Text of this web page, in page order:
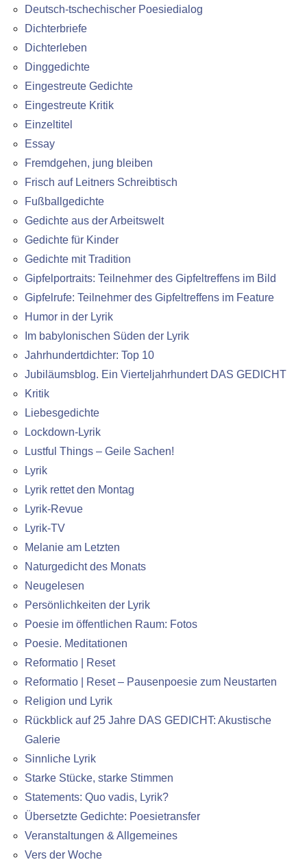
Deutsch-tschechischer Poesiedialog
Dichterbriefe
Dichterleben
Dinggedichte
Eingestreute Gedichte
Eingestreute Kritik
Einzeltitel
Essay
Fremdgehen, jung bleiben
Frisch auf Leitners Schreibtisch
Fußballgedichte
Gedichte aus der Arbeitswelt
Gedichte für Kinder
Gedichte mit Tradition
Gipfelportraits: Teilnehmer des Gipfeltreffens im Bild
Gipfelrufe: Teilnehmer des Gipfeltreffens im Feature
Humor in der Lyrik
Im babylonischen Süden der Lyrik
Jahrhundertdichter: Top 10
Jubiläumsblog. Ein Vierteljahrhundert DAS GEDICHT
Kritik
Liebesgedichte
Lockdown-Lyrik
Lustful Things – Geile Sachen!
Lyrik
Lyrik rettet den Montag
Lyrik-Revue
Lyrik-TV
Melanie am Letzten
Naturgedicht des Monats
Neugelesen
Persönlichkeiten der Lyrik
Poesie im öffentlichen Raum: Fotos
Poesie. Meditationen
Reformatio | Reset
Reformatio | Reset – Pausenpoesie zum Neustarten
Religion und Lyrik
Rückblick auf 25 Jahre DAS GEDICHT: Akustische
Galerie
Sinnliche Lyrik
Starke Stücke, starke Stimmen
Statements: Quo vadis, Lyrik?
Übersetzte Gedichte: Poesietransfer
Veranstaltungen & Allgemeines
Vers der Woche